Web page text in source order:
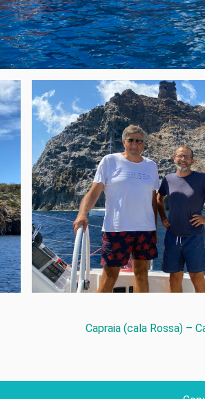
Capraia (cala Rossa) –